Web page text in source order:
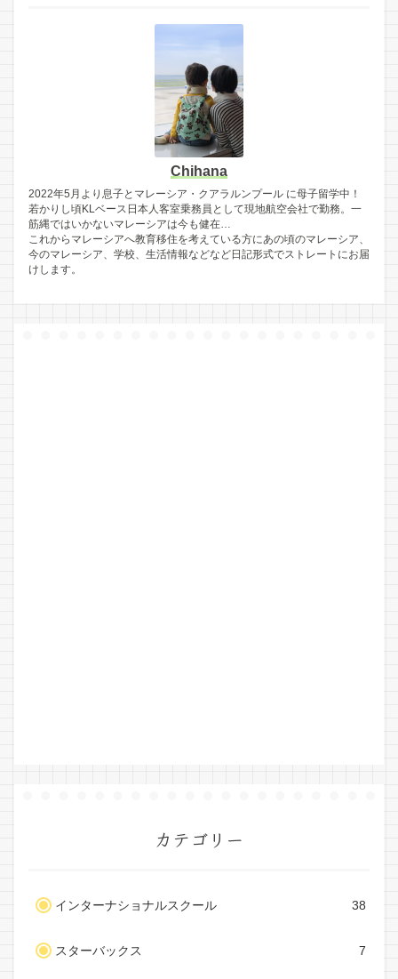
Chihana
2022年5月より息子とマレーシア・クアラルンプール に母子留学中！
若かりし頃KLベース日本人客室乗務員として現地航空会社で勤務。一
筋縄ではいかないマレーシアは今も健在…
これからマレーシアへ教育移住を考えている方にあの頃のマレーシア、
今のマレーシア、学校、生活情報などなど日記形式でストレートにお届
けします。
カテゴリー
インターナショナルスクール 38
スターバックス 7